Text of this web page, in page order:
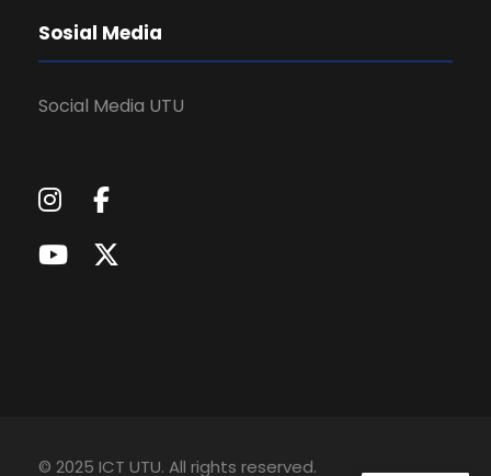
Sosial Media
Social Media UTU
© 2025 ICT UTU. All rights reserved.